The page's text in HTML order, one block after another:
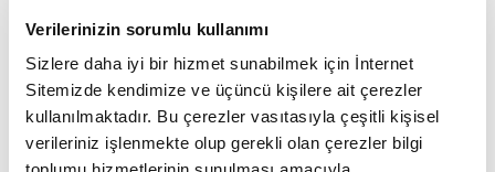
Verilerinizin sorumlu kullanımı
Sizlere daha iyi bir hizmet sunabilmek için İnternet
Sitemizde kendimize ve üçüncü kişilere ait çerezler
kullanılmaktadır. Bu çerezler vasıtasıyla çeşitli kişisel
verileriniz işlenmekte olup gerekli olan çerezler bilgi
güzelliği Sultan III. Ahmed'in huzûrunda
anlatılınca, hemen bir baltacı nefer yollanarak,
Abdullah Efendi'nin talebesine yazı meşk ettiği